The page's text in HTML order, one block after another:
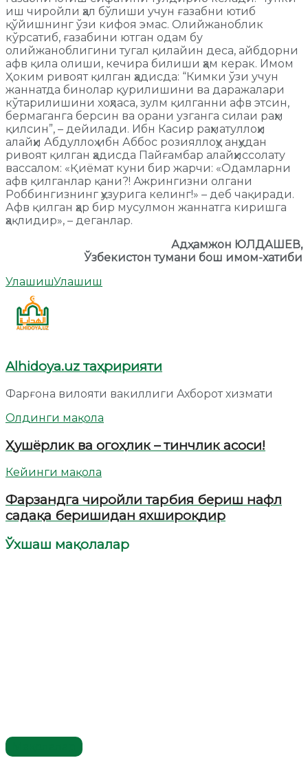
иш чиройли ҳал бўлиши учун ғазабни ютиб
қўйишнинг ўзи кифоя эмас. Олийжаноблик
кўрсатиб, ғазабини ютган одам бу
олийжаноблигини тугал қилайин деса, айбдорни
афв қила олиши, кечира билиши ҳам керак. Имом
Ҳоким ривоят қилган ҳадисда: “Кимки ўзи учун
жаннатда бинолар қурилишини ва даражалари
кўтарилишини хоҳласа, зулм қилганни афв этсин,
бермаганга берсин ва орани узганга силаи раҳм
қилсин”, – дейилади. Ибн Касир раҳматуллоҳи
алайҳи Абдуллоҳ ибн Аббос розияллоҳу анҳудан
ривоят қилган ҳадисда Пайғамбар алайҳиссолату
вассалом: «Қиёмат куни бир жарчи: «Одамларни
афв қилганлар қани?! Ажрингизни олгани
Роббингизнинг ҳузурига келинг!» – деб чақиради.
Афв қилган ҳар бир мусулмон жаннатга киришга
ҳақлидир», – деганлар.
Адҳамжон ЮЛДАШЕВ,
Ўзбекистон тумани бош имом-хатиби
УлашишУлашиш
Alhidoya.uz таҳририяти
Фарғона вилояти вакиллиги Ахборот хизмати
Олдинги мақола
Ҳушёрлик ва огоҳлик – тинчлик асоси!
Кейинги мақола
Фарзандга чиройли тарбия бериш нафл
садақа беришидан яхшироқдир
Ўхшаш мақолалар